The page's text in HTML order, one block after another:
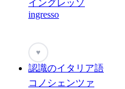
イングレッソ
ingresso
♥
認識のイタリア語
コノシェンツァ